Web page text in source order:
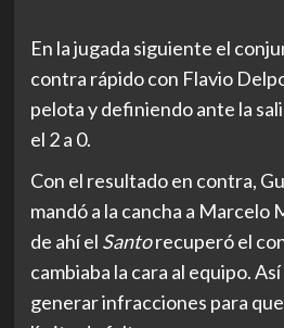
En la jugada siguiente el
contra rápido con Flavio
pelota y definiendo ante la
el 2 a 0.
Con el resultado en contra,
mandó a la cancha a
de ahí el Santorecuperó el
cambiaba la cara al equipo.
generar infracciones para